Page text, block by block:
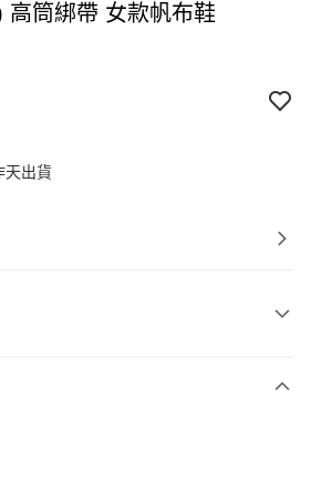
高筒綁帶 女款帆布鞋
天出貨